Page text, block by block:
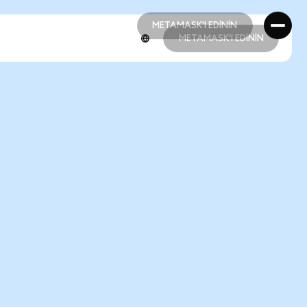
METAMASK'I EDİNİN
METAMASK'I EDİNİN
METAMASK'I EDİNİN